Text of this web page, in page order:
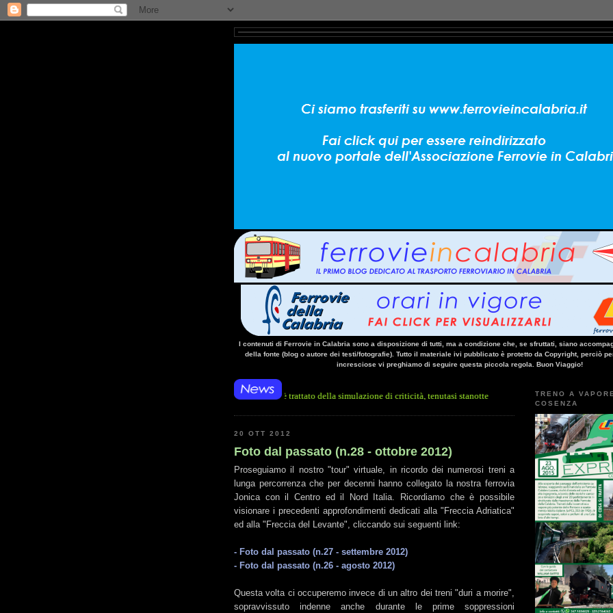
I contenuti di Ferrovie in Calabria sono a disposizione di tutti, ma a condizione che, se sfruttati, siano
della fonte (blog o autore dei testi/fotografie). Tutto il materiale ivi pubblicato è protetto da Copyright, perciò
incresciose vi preghiamo di seguire questa piccola regola. Buon Viaggio!
l'arresto improvviso di un treno nella galleria Santomarco: si è trattato della simulazione di criticità, tenutasi stanotte all'interno della lunga galleria posta sulla
20 OTT 2012
Foto dal passato (n.28 - ottobre 2012)
Proseguiamo il nostro "tour" virtuale, in ricordo dei numerosi treni a
lunga percorrenza che per decenni hanno collegato la nostra ferrovia
Jonica con il Centro ed il Nord Italia. Ricordiamo che è possibile
visionare i precedenti approfondimenti dedicati alla "Freccia Adriatica"
ed alla "Freccia del Levante", cliccando sui seguenti link:
- Foto dal passato (n.27 - settembre 2012)
- Foto dal passato (n.26 - agosto 2012)
Questa volta ci occuperemo invece di un altro dei treni "duri a morire",
sopravvissuto indenne anche durante le prime soppressioni
TRENO A
COSENZA